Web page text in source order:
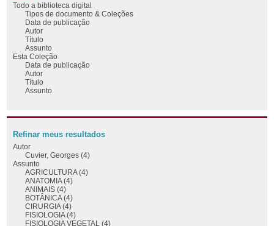
Todo a biblioteca digital
Tipos de documento & Coleções
Data de publicação
Autor
Título
Assunto
Esta Coleção
Data de publicação
Autor
Título
Assunto
Refinar meus resultados
Autor
Cuvier, Georges (4)
Assunto
AGRICULTURA (4)
ANATOMIA (4)
ANIMAIS (4)
BOTÂNICA (4)
CIRURGIA (4)
FISIOLOGIA (4)
FISIOLOGIA VEGETAL (4)